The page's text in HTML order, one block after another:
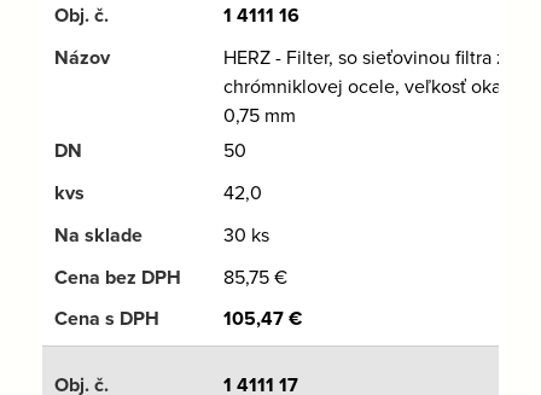
1 4111 16
HERZ - Filter, so sieťovinou filtra z
chrómniklovej ocele, veľkosť oka
0,75 mm
50
42,0
30 ks
85,75€
105,47€
1 4111 17